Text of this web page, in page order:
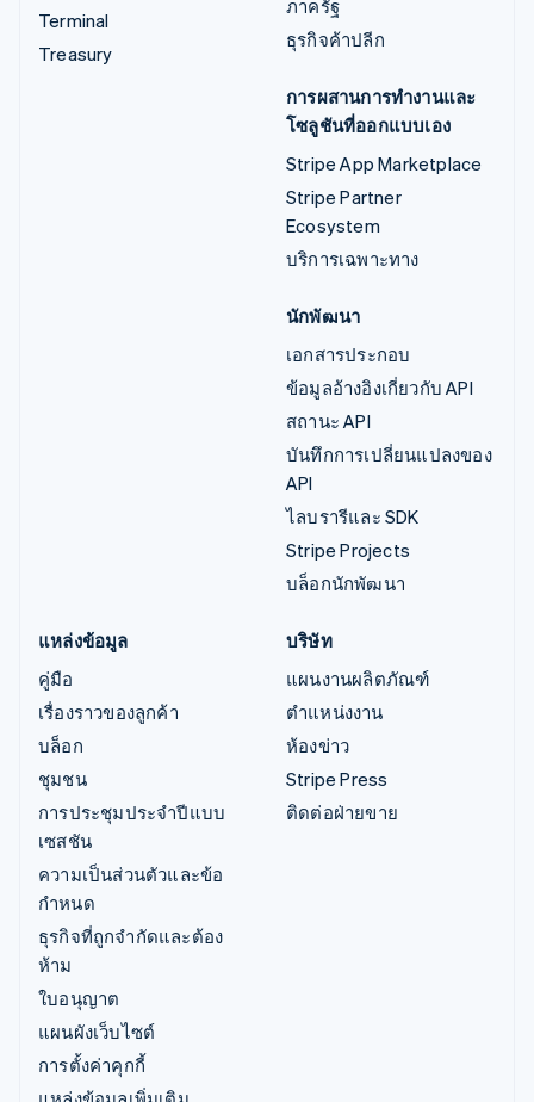
Terminal
Treasury
ภาครัฐ
ธุรกิจค้าปลีก
การผสานการทำงานและ
โซลูชันที่ออกแบบเอง
Stripe App Marketplace
Stripe Partner
Ecosystem
บริการเฉพาะทาง
นักพัฒนา
เอกสารประกอบ
ข้อมูลอ้างอิงเกี่ยวกับ API
สถานะ API
บันทึกการเปลี่ยนแปลงของ
API
ไลบรารีและ SDK
Stripe Projects
บล็อกนักพัฒนา
แหล่งข้อมูล
คู่มือ
เรื่องราวของลูกค้า
บล็อก
ชุมชน
การประชุมประจำปีแบบ
เซสชัน
ความเป็นส่วนตัวและข้อ
กำหนด
ธุรกิจที่ถูกจำกัดและต้อง
ห้าม
ใบอนุญาต
แผนผังเว็บไซต์
การตั้งค่าคุกกี้
บริษัท
แผนงานผลิตภัณฑ์
ตำแหน่งงาน
ห้องข่าว
Stripe Press
ติดต่อฝ่ายขาย